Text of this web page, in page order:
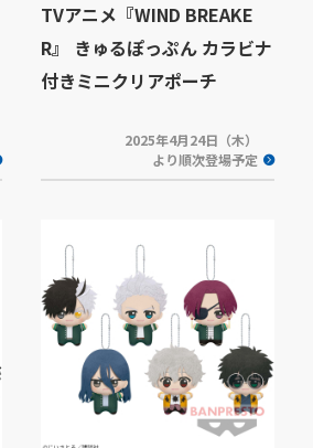
TVアニメ『WIND BREAKE
R』 きゅるぽっぷん カラビナ
付きミニクリアポーチ
2025年4月24日（木）
より順次登場予定